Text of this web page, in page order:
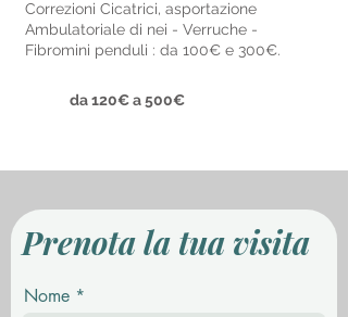
Correzioni Cicatrici, asportazione
Ambulatoriale di nei - Verruche -
Fibromini penduli : da 100€ e 300€.
da 120€ a 500€
​Prenota la tua visita
Nome